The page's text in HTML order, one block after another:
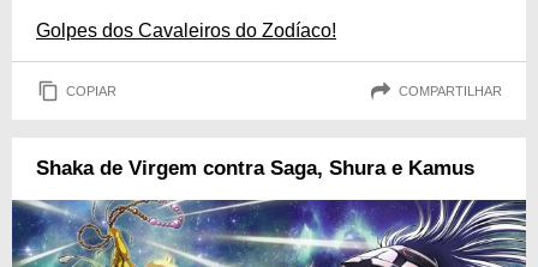
Golpes dos Cavaleiros do Zodíaco!
COPIAR COMPARTILHAR
Shaka de Virgem contra Saga, Shura e Kamus